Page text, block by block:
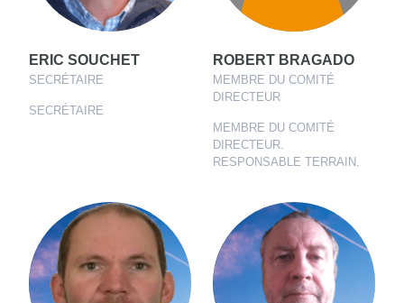
ERIC SOUCHET
SECRÉTAIRE
SECRÉTAIRE
ROBERT BRAGADO
MEMBRE DU COMITÉ
DIRECTEUR
MEMBRE DU COMITÉ
DIRECTEUR.
RESPONSABLE TERRAIN.